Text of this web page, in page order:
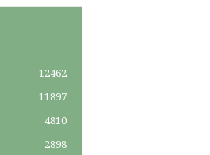
12462
11897
4810
2898